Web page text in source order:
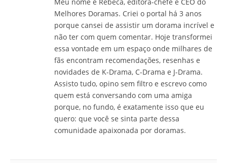
Melhores Doramas. Criei o portal há 3 anos
porque cansei de assistir um dorama incrível e
não ter com quem comentar. Hoje transformei
essa vontade em um espaço onde milhares de
fãs encontram recomendações, resenhas e
novidades de K-Drama, C-Drama e J-Drama.
Assisto tudo, opino sem filtro e escrevo como
quem está conversando com uma amiga
porque, no fundo, é exatamente isso que eu
quero: que você se sinta parte dessa
comunidade apaixonada por doramas.